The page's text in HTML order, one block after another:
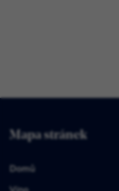
Mapa stránek
Domů